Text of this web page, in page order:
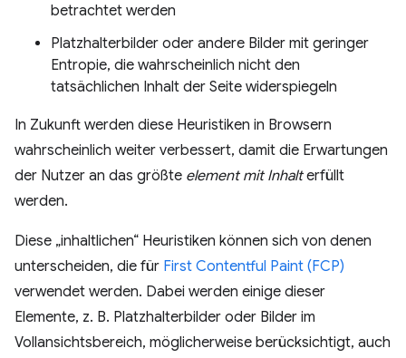
betrachtet werden
Platzhalterbilder oder andere Bilder mit geringer
Entropie, die wahrscheinlich nicht den
tatsächlichen Inhalt der Seite widerspiegeln
In Zukunft werden diese Heuristiken in Browsern
wahrscheinlich weiter verbessert, damit die Erwartungen
der Nutzer an das größte element mit Inhalterfüllt
werden.
Diese „inhaltlichen“ Heuristiken können sich von denen
unterscheiden, die für First Contentful Paint (FCP)
verwendet werden. Dabei werden einige dieser
Elemente, z. B. Platzhalterbilder oder Bilder im
Vollansichtsbereich, möglicherweise berücksichtigt, auch